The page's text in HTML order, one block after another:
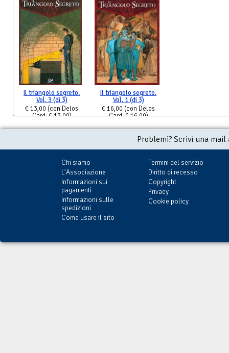
Il triangolo segreto.
Vol. 3 (di 3)
€ 13,00 (con Delos
Card: € 13,00)
Il triangolo segreto.
Vol. 1 (di 3)
€ 16,00 (con Delos
Card: € 16,00)
Problemi? Scrivi una
Chi siamo
L'Associazione
Informazioni sui
pagamenti
Informazioni sulle
spedizioni
Come usare il sito
Termini del servizio
Diritto di recesso
Copyright
Privacy
Cookie policy